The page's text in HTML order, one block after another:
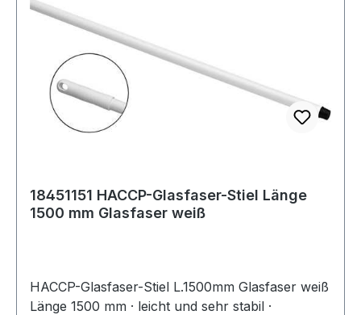
18451151 HACCP-Glasfaser-Stiel Länge
1500 mm Glasfaser weiß
HACCP-Glasfaser-Stiel L.1500mm Glasfaser weiß
Länge 1500 mm · leicht und sehr stabil ·